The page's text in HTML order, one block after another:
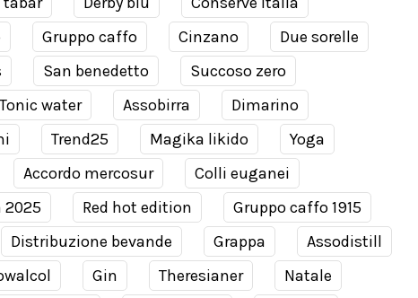
Gruppo caffo Cinzano
Due sorelle
San benedetto
Succoso zero
Tonic water Assobirra
Dimarino
Trend25 Magika likido
Yoga
Accordo mercosur
Colli euganei
2025 Red hot edition
Gruppo caffo 1915
Distribuzione bevande Grappa
Assodistill
Gin Theresianer
Natale